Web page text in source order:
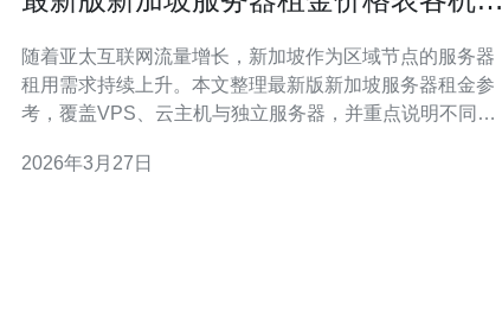
随着亚太互联网流量增长，新加坡作为区域节点的服务器
租用需求持续上升。本文整理最新版新加坡服务器租金参
考，覆盖VPS、云主机与独立服务器，并重点说明不同机
助你判断购买性价比。 价格说明：下列价格为市场参考
2026年3月27日